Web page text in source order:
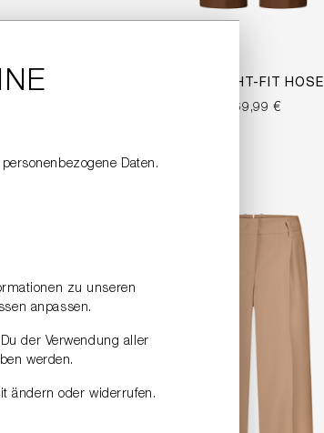
STRAIGHT-FIT HOSE
269,99 €
Daten.
zu unseren
anpassen.
der Verwendung aller
werden.
ändern oder widerrufen.